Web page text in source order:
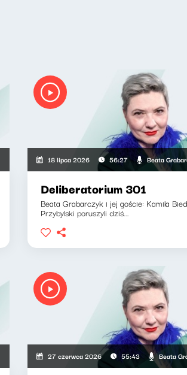
18 lipca 2026 56:27 Beata
Deliberatorium 301
Beata Grabarczyk i jej goście: Kamila
Przybylski poruszyli dziś...
27 czerwca 2026 55:43 Beata